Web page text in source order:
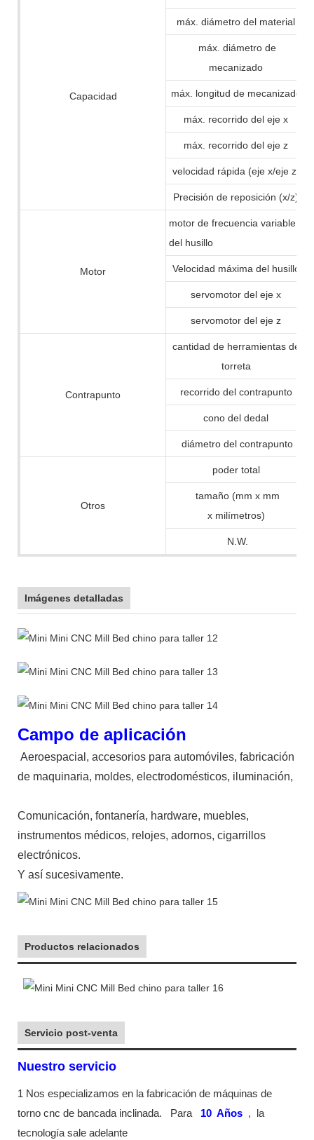
Capacidad
máx. diámetro del material
máx. diámetro de
mecanizado
máx. longitud de mecanizado
máx. recorrido del eje x
máx. recorrido del eje z
velocidad rápida (eje x/eje z)
Precisión de reposición (x/z)
Motor
motor de frecuencia variable
del husillo
Velocidad máxima del husillo
servomotor del eje x
servomotor del eje z
Contrapunto
cantidad de herramientas de
torreta
recorrido del contrapunto
cono del dedal
diámetro del contrapunto
Otros
poder total
tamaño (mm x mm
x milímetros)
N.W.
Imágenes detalladas
Campo de aplicación
Aeroespacial, accesorios para automóviles, fabricación
de maquinaria, moldes, electrodomésticos, iluminación,
Comunicación, fontanería, hardware, muebles,
instrumentos médicos, relojes, adornos, cigarrillos
electrónicos.
Y así sucesivamente.
Productos relacionados
Servicio post-venta
Nuestro servicio
1 Nos especializamos en la fabricación de máquinas de
torno cnc de bancada inclinada.
Para 10 Años ,
la
tecnología sale adelante